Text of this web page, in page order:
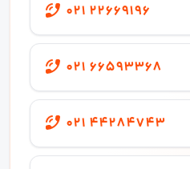
021 22669196
021 66593368
021 44284743